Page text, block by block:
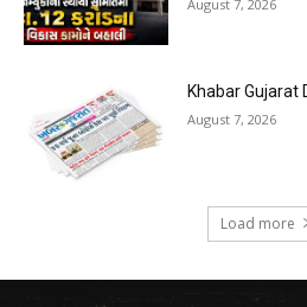
August 7, 2026
Khabar Gujarat
August 7, 2026
Load more